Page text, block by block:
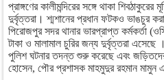
প্রাঙ্গণের কালীমন্দিরের সঙ্গে থাকা
দুর্বৃত্তরা। শ্মশানের প্রধান ফটকও ভাঙচুর
পিরোজপুর সদর থানার ভারপ্রাপ্ত কর্মকর্তা
টাকা ও মালামাল চুরির জন্য দুর্বৃত্তরা
পুলিশ ঘটনার তদন্ত শুরু করেছে এবং
হোসেন, পৌর প্রশাসক মাহমুদুর রহমান মামুন